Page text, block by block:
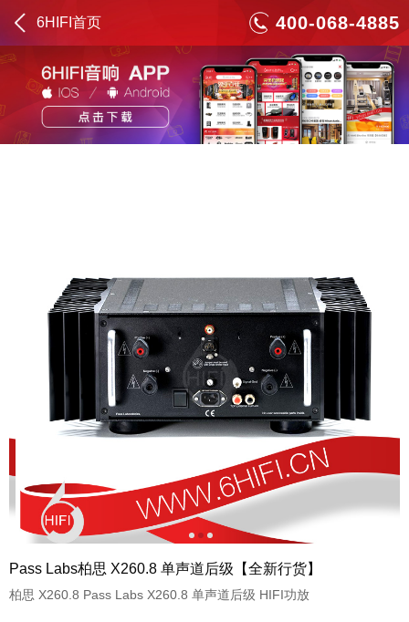
6HIFI首页 400-068-4885
12 3
Pass Labs柏思 X260.8 单声道后级【全新行货】
柏思 X260.8 Pass Labs X260.8 单声道后级 HIFI功放